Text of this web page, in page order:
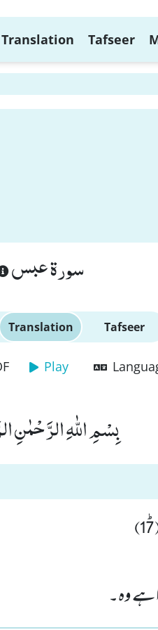
Translation Tafseer
سورة عبس
Translation Tafseer
Play
بِسْمِ اللّٰهِ الرَّحْمٰنِ
ہے وہ۔